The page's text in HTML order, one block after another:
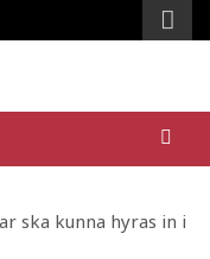
ska kunna hyras in i